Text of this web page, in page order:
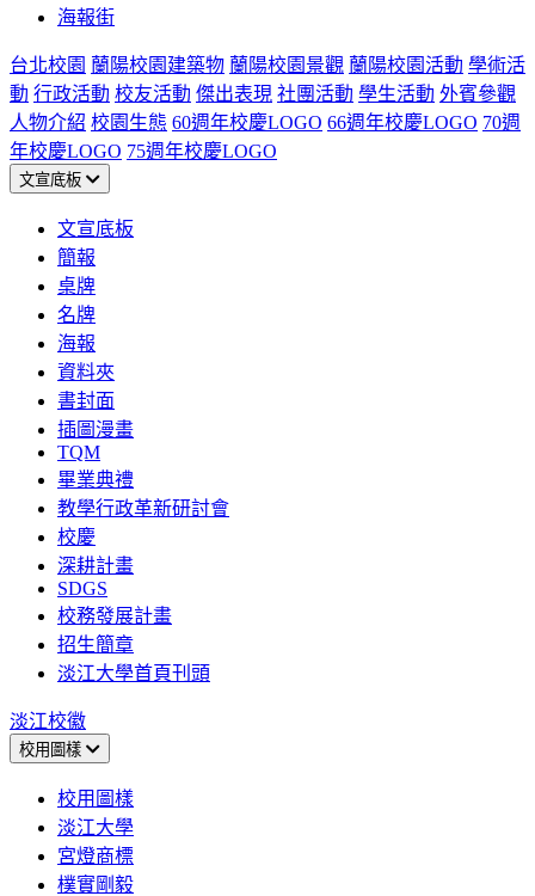
海報街
台北校園 蘭陽校園建築物 蘭陽校園景觀 蘭陽校園活動 學術活
動 行政活動 校友活動 傑出表現 社團活動 學生活動 外賓參觀
人物介紹 校園生態 60週年校慶LOGO 66週年校慶LOGO 70週
年校慶LOGO 75週年校慶LOGO
文宣底板
文宣底板
簡報
桌牌
名牌
海報
資料夾
書封面
插圖漫畫
TQM
畢業典禮
教學行政革新研討會
校慶
深耕計畫
SDGS
校務發展計畫
招生簡章
淡江大學首頁刊頭
淡江校徽
校用圖樣
校用圖樣
淡江大學
宮燈商標
樸實剛毅